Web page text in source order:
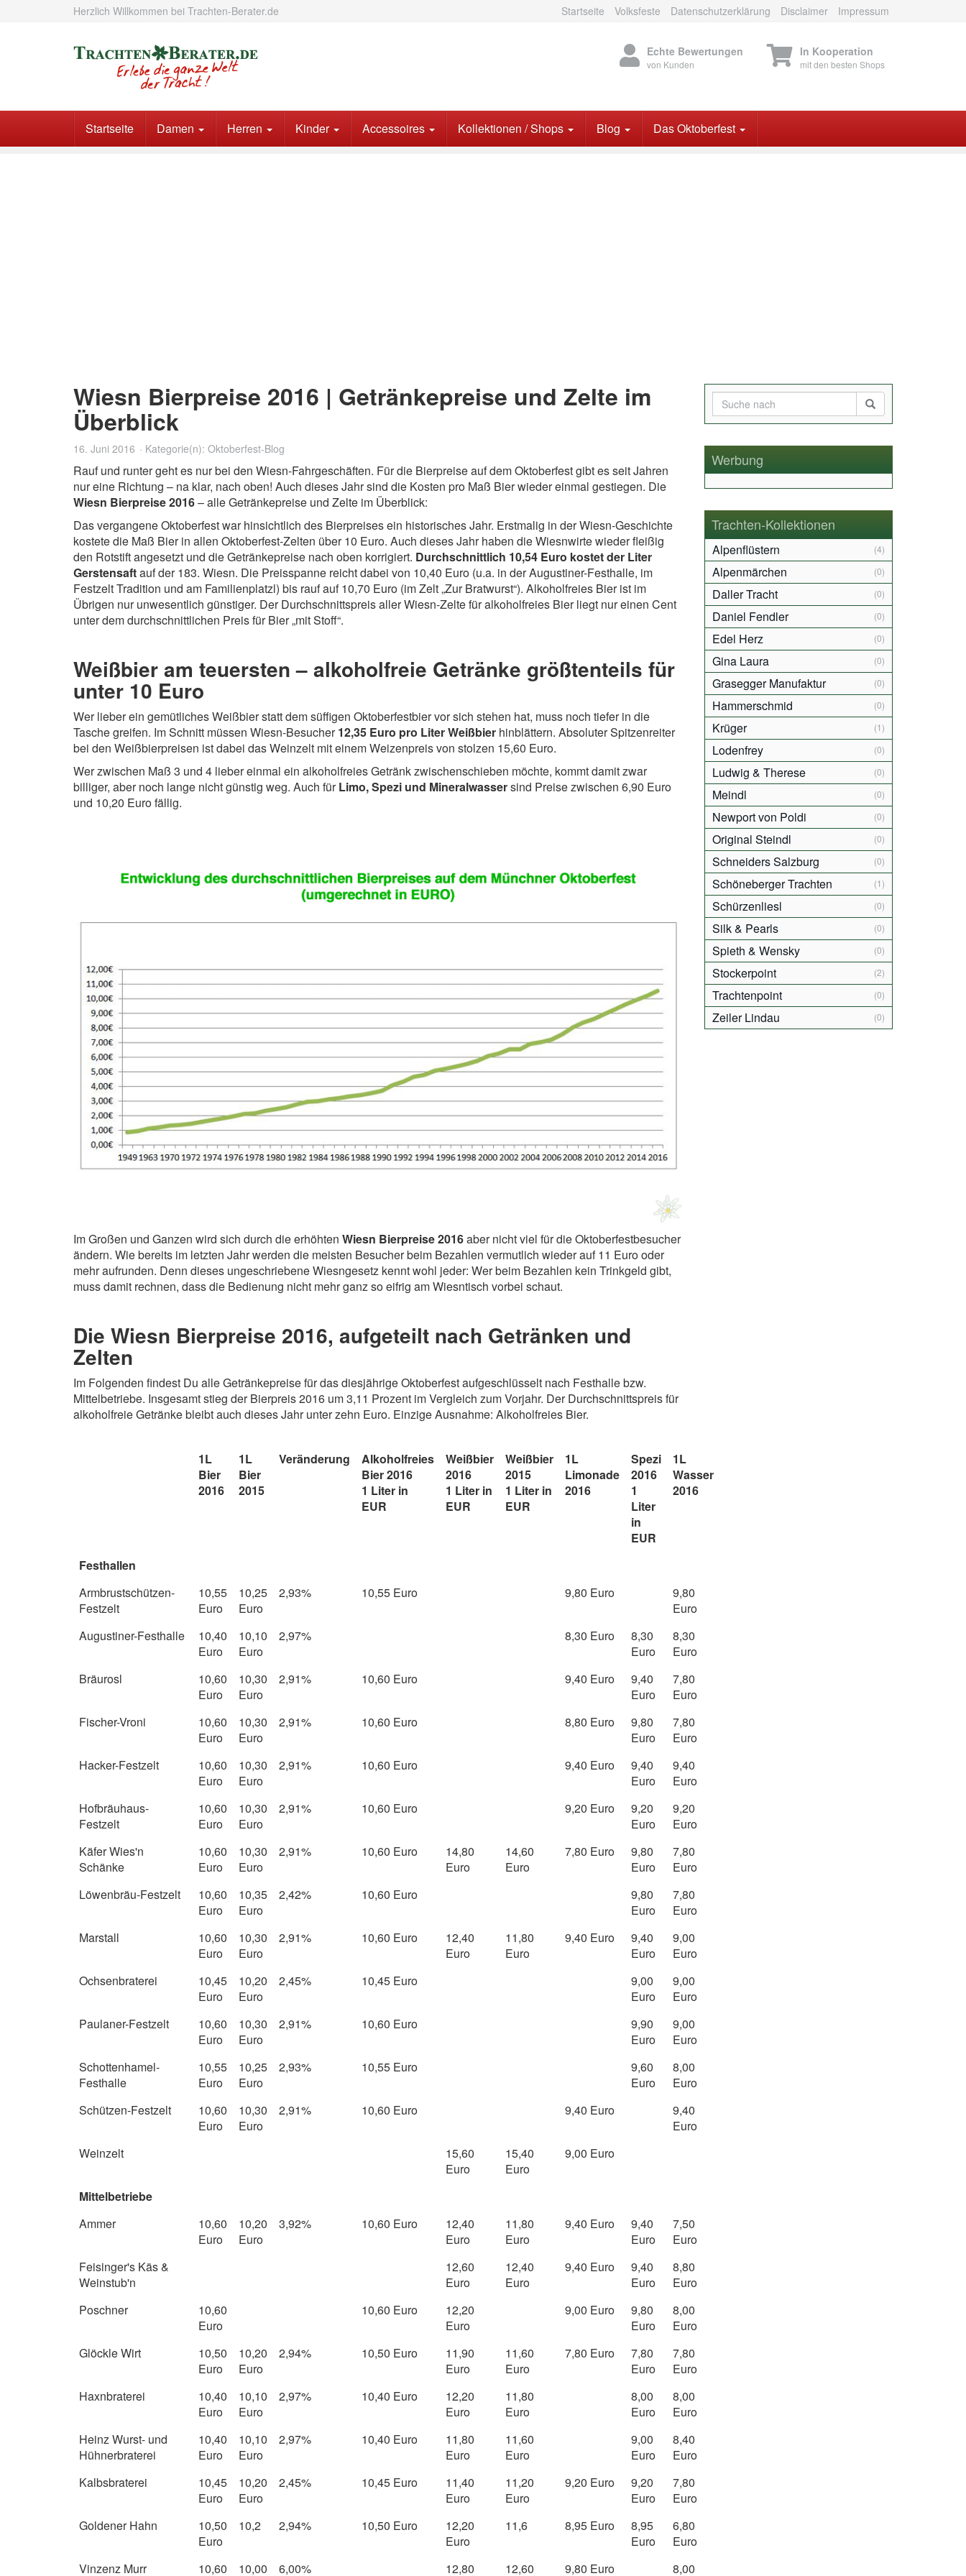
Herzlich Willkommen bei Trachten-Berater.de Startseite Volksfeste Datenschutzerklärung Disclaimer Impressum
Echte Bewertungen
von Kunden
In Kooperation
mit den besten Shops
Startseite Damen Herren Kinder Accessoires Kollektionen / Shops Blog Das Oktoberfest
Wiesn Bierpreise 2016 | Getränkepreise und Zelte im
Überblick
16. Juni 2016 Kategorie(n): Oktoberfest-Blog
Rauf und runter geht es nur bei den Wiesn-Fahrgeschäften. Für die Bierpreise auf dem Oktoberfest gibt es seit Jahren
nur eine Richtung – na klar, nach oben! Auch dieses Jahr sind die Kosten pro Maß Bier wieder einmal gestiegen. Die
Wiesn Bierpreise 2016– alle Getränkepreise und Zelte im Überblick:
Das vergangene Oktoberfest war hinsichtlich des Bierpreises ein historisches Jahr. Erstmalig in der Wiesn-Geschichte
kostete die Maß Bier in allen Oktoberfest-Zelten über 10 Euro. Auch dieses Jahr haben die Wiesnwirte wieder fleißig
den Rotstift angesetzt und die Getränkepreise nach oben korrigiert. Durchschnittlich 10,54 Euro kostet der Liter
Gerstensaftauf der 183. Wiesn. Die Preisspanne reicht dabei von 10,40 Euro (u.a. in der Augustiner-Festhalle, im
Festzelt Tradition und am Familienplatzl) bis rauf auf 10,70 Euro (im Zelt „Zur Bratwurst“). Alkoholfreies Bier ist im
Übrigen nur unwesentlich günstiger. Der Durchschnittspreis aller Wiesn-Zelte für alkoholfreies Bier liegt nur einen Cent
unter dem durchschnittlichen Preis für Bier „mit Stoff“.
Weißbier am teuersten – alkoholfreie Getränke größtenteils für
unter 10 Euro
Wer lieber ein gemütliches Weißbier statt dem süffigen Oktoberfestbier vor sich stehen hat, muss noch tiefer in die
Tasche greifen. Im Schnitt müssen Wiesn-Besucher12,35 Euro pro Liter Weißbier hinblättern. Absoluter Spitzenreiter
bei den Weißbierpreisen ist dabei das Weinzelt mit einem Weizenpreis von stolzen 15,60 Euro.
Wer zwischen Maß 3 und 4 lieber einmal ein alkoholfreies Getränk zwischenschieben möchte, kommt damit zwar
billiger, aber noch lange nicht günstig weg. Auch fürLimo, Spezi und Mineralwassersind Preise zwischen 6,90 Euro
und 10,20 Euro fällig.
Im Großen und Ganzen wird sich durch die erhöhten Wiesn Bierpreise 2016aber nicht viel für die Oktoberfestbesucher
ändern. Wie bereits im letzten Jahr werden die meisten Besucher beim Bezahlen vermutlich wieder auf 11 Euro oder
mehr aufrunden. Denn dieses ungeschriebene Wiesngesetz kennt wohl jeder: Wer beim Bezahlen kein Trinkgeld gibt,
muss damit rechnen, dass die Bedienung nicht mehr ganz so eifrig am Wiesntisch vorbei schaut.
Die Wiesn Bierpreise 2016, aufgeteilt nach Getränken und
Zelten
Im Folgenden findest Du alle Getränkepreise für das diesjährige Oktoberfest aufgeschlüsselt nach Festhalle bzw.
Mittelbetriebe. Insgesamt stieg der Bierpreis 2016 um 3,11 Prozent im Vergleich zum Vorjahr. Der Durchschnittspreis für
alkoholfreie Getränke bleibt auch dieses Jahr unter zehn Euro. Einzige Ausnahme: Alkoholfreies Bier.
1L
Bier
2016
1L
Bier
2015
Veränderung
Alkoholfreies
Bier 2016
1 Liter in
EUR
Weißbier
2016
1 Liter in
EUR
Weißbier
2015
1 Liter in
EUR
1L
Limonade
2016
Spezi
2016
1
Liter
in
EUR
1L
Wasser
2016
Festhallen
Armbrustschützen-
Festzelt
10,55
Euro
10,25
Euro
2,93% 10,55 Euro 9,80 Euro
9,80
Euro
Augustiner-Festhalle
10,40
Euro
10,10
Euro
2,97% 8,30 Euro
8,30
Euro
8,30
Euro
Bräurosl
10,60
Euro
10,30
Euro
2,91% 10,60 Euro 9,40 Euro
9,40
Euro
7,80
Euro
Fischer-Vroni
10,60
Euro
10,30
Euro
2,91% 10,60 Euro 8,80 Euro
9,80
Euro
7,80
Euro
Hacker-Festzelt
10,60
Euro
10,30
Euro
2,91% 10,60 Euro 9,40 Euro
9,40
Euro
9,40
Euro
Hofbräuhaus-
Festzelt
10,60
Euro
10,30
Euro
2,91% 10,60 Euro 9,20 Euro
9,20
Euro
9,20
Euro
Käfer Wies'n
Schänke
10,60
Euro
10,30
Euro
2,91% 10,60 Euro
14,80
Euro
14,60
Euro
7,80 Euro
9,80
Euro
7,80
Euro
Löwenbräu-Festzelt
10,60
Euro
10,35
Euro
2,42% 10,60 Euro
9,80
Euro
7,80
Euro
Marstall
10,60
Euro
10,30
Euro
2,91% 10,60 Euro
12,40
Euro
11,80
Euro
9,40 Euro
9,40
Euro
9,00
Euro
Ochsenbraterei
10,45
Euro
10,20
Euro
2,45% 10,45 Euro
9,00
Euro
9,00
Euro
Paulaner-Festzelt
10,60
Euro
10,30
Euro
2,91% 10,60 Euro
9,90
Euro
9,00
Euro
Schottenhamel-
Festhalle
10,55
Euro
10,25
Euro
2,93% 10,55 Euro
9,60
Euro
8,00
Euro
Schützen-Festzelt
10,60
Euro
10,30
Euro
2,91% 10,60 Euro 9,40 Euro
9,40
Euro
Weinzelt
15,60
Euro
15,40
Euro
9,00 Euro
Mittelbetriebe
Ammer
10,60
Euro
10,20
Euro
3,92% 10,60 Euro
12,40
Euro
11,80
Euro
9,40 Euro
9,40
Euro
7,50
Euro
Feisinger's Käs &
Weinstub'n
12,60
Euro
12,40
Euro
9,40 Euro
9,40
Euro
8,80
Euro
Poschner
10,60
Euro
10,60 Euro
12,20
Euro
9,00 Euro
9,80
Euro
8,00
Euro
Glöckle Wirt
10,50
Euro
10,20
Euro
2,94% 10,50 Euro
11,90
Euro
11,60
Euro
7,80 Euro
7,80
Euro
7,80
Euro
Haxnbraterei
10,40
Euro
10,10
Euro
2,97% 10,40 Euro
12,20
Euro
11,80
Euro
8,00
Euro
8,00
Euro
Heinz Wurst- und
Hühnerbraterei
10,40
Euro
10,10
Euro
2,97% 10,40 Euro
11,80
Euro
11,60
Euro
9,00
Euro
8,40
Euro
Kalbsbraterei
10,45
Euro
10,20
Euro
2,45% 10,45 Euro
11,40
Euro
11,20
Euro
9,20 Euro
9,20
Euro
7,80
Euro
Goldener Hahn
10,50
Euro
10,2 2,94% 10,50 Euro
12,20
Euro
11,6 8,95 Euro
8,95
Euro
6,80
Euro
Vinzenz Murr
10,60 10,00 6,00% 12,80 12,60 9,80 Euro 8,00
Werbung
Trachten-Kollektionen
Alpenflüstern (4)
Alpenmärchen (0)
Daller Tracht (0)
Daniel Fendler (0)
Edel Herz (0)
Gina Laura (0)
Grasegger Manufaktur (0)
Hammerschmid (0)
Krüger (1)
Lodenfrey (0)
Ludwig & Therese (0)
Meindl (0)
Newport von Poldi (0)
Original Steindl (0)
Schneiders Salzburg (0)
Schöneberger Trachten (1)
Schürzenliesl (0)
Silk & Pearls (0)
Spieth & Wensky (0)
Stockerpoint (2)
Trachtenpoint (0)
Zeiler Lindau (0)